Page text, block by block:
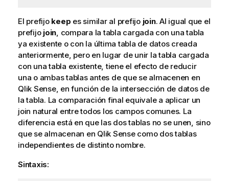
El prefijo keep es similar al prefijo join. Al igual que el
prefijo join, compara la tabla cargada con una tabla
ya existente o con la última tabla de datos creada
anteriormente, pero en lugar de unir la tabla cargada
con una tabla existente, tiene el efecto de reducir
una o ambas tablas antes de que se almacenen en
Qlik Sense, en función de la intersección de datos de
la tabla. La comparación final equivale a aplicar un
join natural entre todos los campos comunes. La
diferencia está en que las dos tablas no se unen, sino
que se almacenan en Qlik Sensecomo dos tablas
independientes de distinto nombre.
Sintaxis: